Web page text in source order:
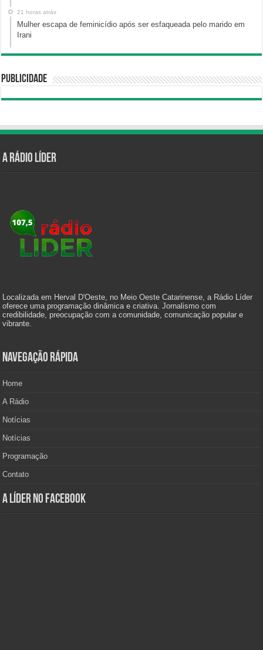
21 horas atrás
Mulher escapa de feminicídio após ser esfaqueada pelo marido em
Irani
Publicidade
A Rádio Líder
Localizada em Herval D'Oeste, no Meio Oeste Catarinense, a Rádio Líder
oferece uma programação dinâmica e criativa. Jornalismo com
credibilidade, preocupação com a comunidade, comunicação popular e
vibrante.
Navegação Rápida
Home
A Rádio
Notícias
Notícias
Programação
Contato
A Líder no Facebook